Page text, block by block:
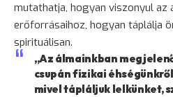
mutathatja, hogyan viszonyul az
erőforrásaihoz, hogyan táplálja
spirituálisan.
„Az álmainkban
csupán fizikai
mivel tápláljuk lelkünket,